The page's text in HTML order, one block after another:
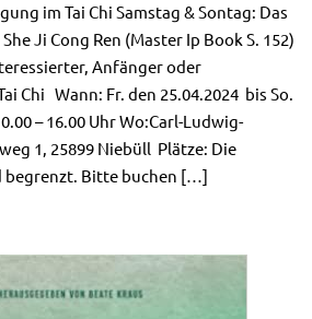
im Tai Chi Samstag & Sontag: Das
Ji Cong Ren (Master Ip Book S. 152)
Anfänger oder
Chi Wann: Fr. den 25.04.2024 bis So.
– 16.00 Uhr Wo:Carl-Ludwig-
1, 25899 Niebüll Plätze: Die
begrenzt. Bitte buchen […]